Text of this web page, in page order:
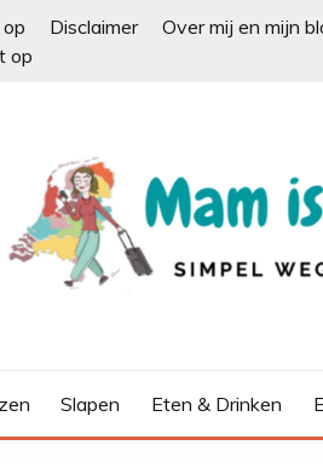
Disclaimer Over mij en mijn
op
Slapen Eten & Drinken